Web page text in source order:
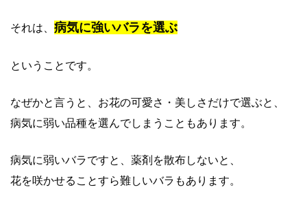
それは、 病気に強いバラを選ぶ
ということです。
なぜかと言うと、お花の可愛さ・美しさだけで選ぶと、
病気に弱い品種を選んでしまうこともあります。
病気に弱いバラですと、薬剤を散布しないと、
花を咲かせることすら難しいバラもあります。